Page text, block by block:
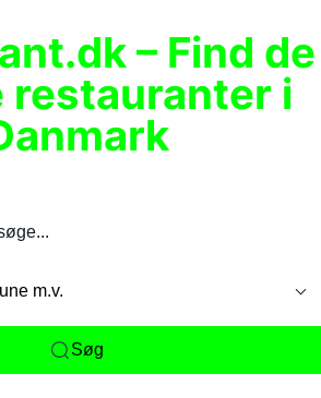
– Find de
restauranter i
m.v.
Søg